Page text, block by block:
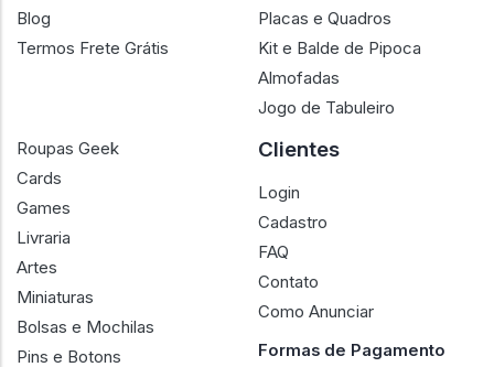
Blog
Termos Frete Grátis
Placas e Quadros
Kit e Balde de Pipoca
Almofadas
Jogo de Tabuleiro
Roupas Geek
Cards
Games
Livraria
Artes
Miniaturas
Bolsas e Mochilas
Pins e Botons
Clientes
Login
Cadastro
FAQ
Contato
Como Anunciar
Formas de Pagamento